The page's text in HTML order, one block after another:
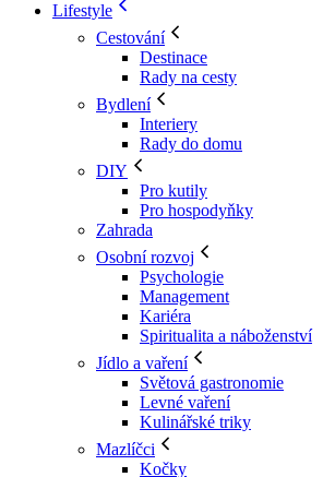
Lifestyle
Cestování
Destinace
Rady na cesty
Bydlení
Interiery
Rady do domu
DIY
Pro kutily
Pro hospodyňky
Zahrada
Osobní rozvoj
Psychologie
Management
Kariéra
Spiritualita a náboženství
Jídlo a vaření
Světová gastronomie
Levné vaření
Kulinářské triky
Mazlíčci
Kočky